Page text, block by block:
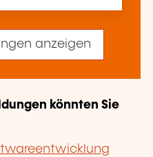
anzeigen
könnten Sie